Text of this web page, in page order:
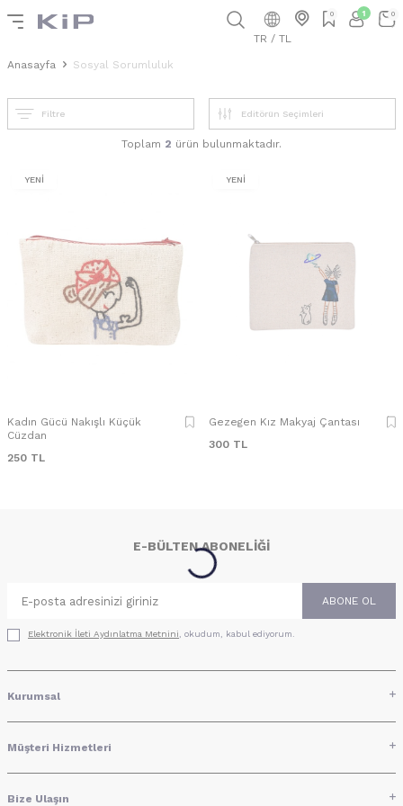
TR / TL
0 1 0
Anasayfa Sosyal Sorumluluk
Filtre
Toplam 2 ürün bulunmaktadır.
YENİ
Kadın Gücü Nakışlı Küçük
Cüzdan
250 TL
YENİ
Gezegen Kız Makyaj Çantası
300 TL
E-BÜLTEN ABONELIĞI
ABONE OL
Elektronik İleti Aydınlatma Metni‌ni, okudum, kabul ediyorum.
Kurumsal
Müşteri Hizmetleri
Bize Ulaşın